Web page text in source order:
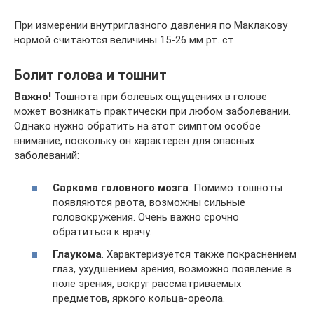
При измерении внутриглазного давления по Маклакову
нормой считаются величины 15-26 мм рт. ст.
Болит голова и тошнит
Важно! Тошнота при болевых ощущениях в голове
может возникать практически при любом заболевании.
Однако нужно обратить на этот симптом особое
внимание, поскольку он характерен для опасных
заболеваний:
Саркома головного мозга. Помимо тошноты
появляются рвота, возможны сильные
головокружения. Очень важно срочно
обратиться к врачу.
Глаукома. Характеризуется также покраснением
глаз, ухудшением зрения, возможно появление в
поле зрения, вокруг рассматриваемых
предметов, яркого кольца-ореола.